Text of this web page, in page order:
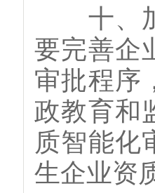
十、加
要完善企
审批程序
政教育和
质智能化
生企业资